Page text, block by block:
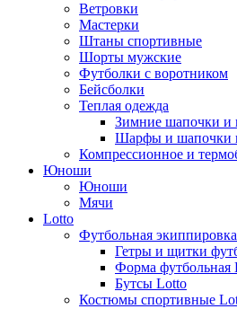
Ветровки
Мастерки
Штаны спортивные
Шорты мужские
Футболки с воротником
Бейсболки
Теплая одежда
Зимние шапочки и
Шарфы и шапочки
Компрессионное и
Юноши
Юноши
Мячи
Lotto
Футбольная
Гетры и щитки
Форма футбольная
Бутсы Lotto
Костюмы спортивные